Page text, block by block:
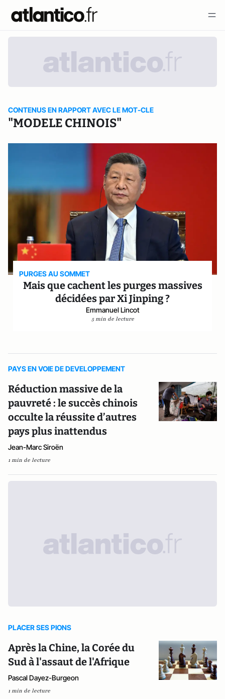
CONTENUS EN RAPPORT AVEC LE MOT-CLE
"MODELE CHINOIS"
PURGES AU SOMMET
Mais que cachent les purges massives
décidées par Xi Jinping ?
Emmanuel Lincot
5 min de lecture
PAYS EN VOIE DE DEVELOPPEMENT
Réduction massive de la
pauvreté : le succès chinois
occulte la réussite d’autres
pays plus inattendus
Jean-Marc Siroën
1 min de lecture
PLACER SES PIONS
Après la Chine, la Corée du
Sud à l'assaut de l'Afrique
Pascal Dayez-Burgeon
1 min de lecture